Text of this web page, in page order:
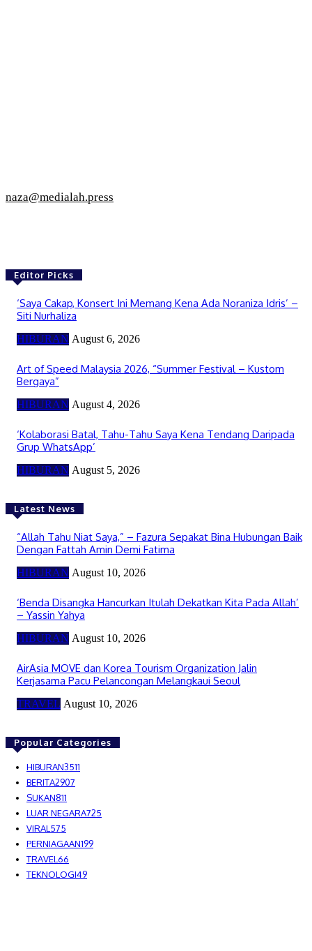
naza@medialah.press
Editor Picks
‘Saya Cakap, Konsert Ini Memang Kena Ada Noraniza Idris’ –
Siti Nurhaliza
HIBURAN August 6, 2026
Art of Speed Malaysia 2026, “Summer Festival – Kustom
Bergaya”
HIBURAN August 4, 2026
‘Kolaborasi Batal, Tahu-Tahu Saya Kena Tendang Daripada
Grup WhatsApp’
HIBURAN August 5, 2026
Latest News
“Allah Tahu Niat Saya,” – Fazura Sepakat Bina Hubungan Baik
Dengan Fattah Amin Demi Fatima
HIBURAN August 10, 2026
‘Benda Disangka Hancurkan Itulah Dekatkan Kita Pada Allah’
– Yassin Yahya
HIBURAN August 10, 2026
AirAsia MOVE dan Korea Tourism Organization Jalin
Kerjasama Pacu Pelancongan Melangkaui Seoul
TRAVEL August 10, 2026
Popular Categories
HIBURAN3511
BERITA2907
SUKAN811
LUAR NEGARA725
VIRAL 575
PERNIAGAAN199
TRAVEL 66
TEKNOLOGI49